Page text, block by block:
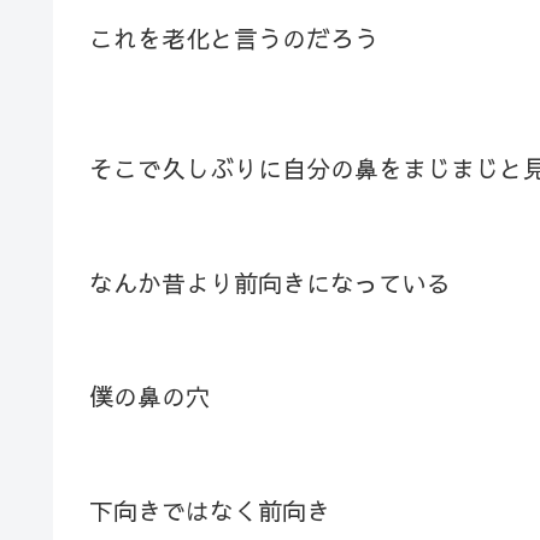
これを老化と言うのだろう
そこで久しぶりに自分の鼻をまじまじと
なんか昔より前向きになっている
僕の鼻の穴
下向きではなく前向き